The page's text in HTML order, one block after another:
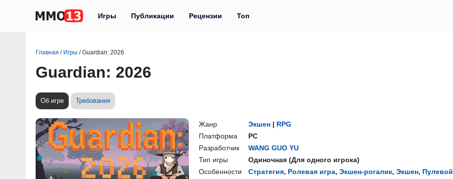
Игры Публикации Рецензии Топ
Главная / Игры /Guardian: 2026
Guardian: 2026
Об игре Требования
Жанр Экшен | RPG
Платформа
PC
Разработчик
WANG GUO YU
Тип игры
Одиночная (Для одного игрока)
Особенности
Стратегия, Ролевая игра, Экшен-рогалик, Экшен, Пулевой